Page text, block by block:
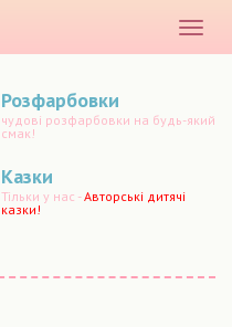
меню
Розфарбовки
чудові розфарбовки на будь-який
смак!
Казки
Тільки у нас -Авторські дитячі
казки!